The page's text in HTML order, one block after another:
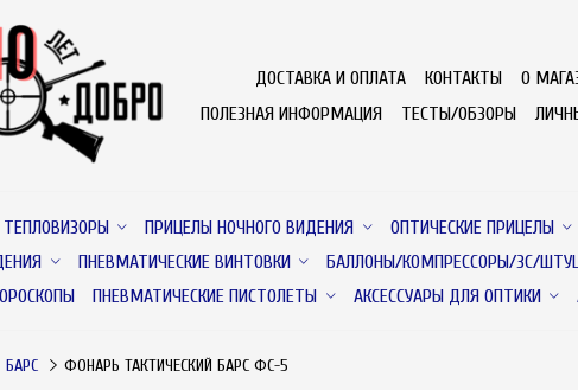
ДОСТАВКА И ОПЛАТА КОНТАКТЫ
О
ПОЛЕЗНАЯ ИНФОРМАЦИЯ
ТЕСТЫ/ОБЗОРЫ
ТЕПЛОВИЗОРЫ ПРИЦЕЛЫ НОЧНОГО ВИДЕНИЯ ОПТИЧЕСКИЕ ПРИЦЕЛЫ
ПНЕВМАТИЧЕСКИЕ ВИНТОВКИ БАЛЛОНЫ/КОМПРЕССОРЫ/ЗС/
ПНЕВМАТИЧЕСКИЕ ПИСТОЛЕТЫ АКСЕССУАРЫ ДЛЯ ОПТИКИ
БАРС ФОНАРЬ ТАКТИЧЕСКИЙ БАРС ФС-5